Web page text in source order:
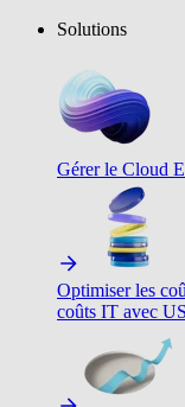
Solutions
Gérer le Cloud
Optimiser les
coûts IT avec